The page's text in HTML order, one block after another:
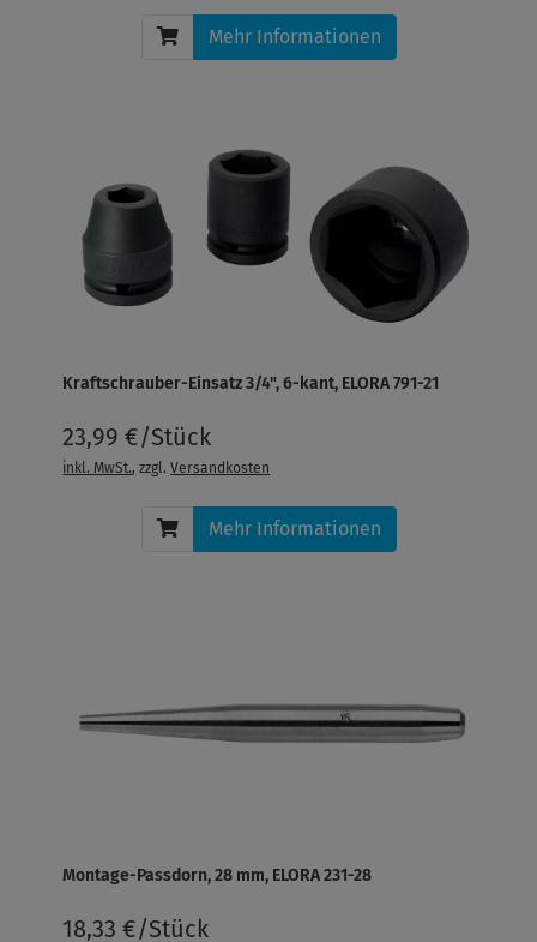
Mehr Informationen
Kraftschrauber-Einsatz 3/4", 6-kant, ELORA 791-21
23,99 €/Stück
inkl. MwSt., zzgl.Versandkosten
Mehr Informationen
Montage-Passdorn, 28 mm, ELORA 231-28
18,33 €/Stück